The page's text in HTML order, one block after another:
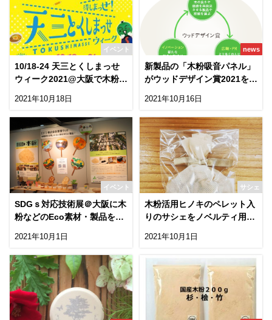
イベント
10/18-24 天三とくしまっせ
ウィーク2021@大阪で木粉う
2021年10月18日
news
新製品の「木粉吸音パネル」
がウッドデザイン賞2021を受
2021年10月16日
イベント
SDGｓ対応技術展＠大阪に木
粉などのEco素材・製品を展
2021年10月1日
サシェ
木粉活用ヒノキのペレット入
りのサシェをノベルティ用に
2021年10月1日